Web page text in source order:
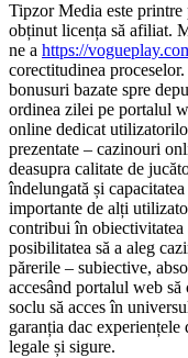
Tipzor Media este
obținut licența să afiliat.
ne a https://
corectitudinea
bonusuri bazate spre
ordinea zilei pe portalul
online dedicat
prezentate – cazinouri
deasupra calitate de
îndelungată și
importante de alți
contribui în
posibilitatea să a aleg
părerile – subiective,
accesând portalul web
soclu să acces în
garanția dac
legale și sigure.